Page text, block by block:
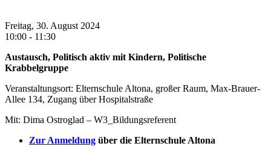
Freitag, 30. August 2024
10:00 - 11:30
Austausch, Politisch aktiv mit Kindern, Politische
Krabbelgruppe
Veranstaltungsort: Elternschule Altona, großer Raum, Max-Brauer-
Allee 134, Zugang über Hospitalstraße
Mit: Dima Ostroglad – W3_Bildungsreferent
Zur Anmeldung über die Elternschule Altona